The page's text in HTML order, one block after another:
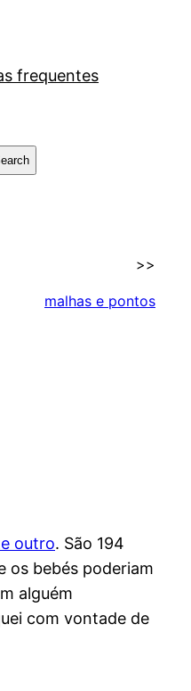
frequentes
>>
malhas e pontos
outro. São 194
os bebés poderiam
alguém
com vontade de